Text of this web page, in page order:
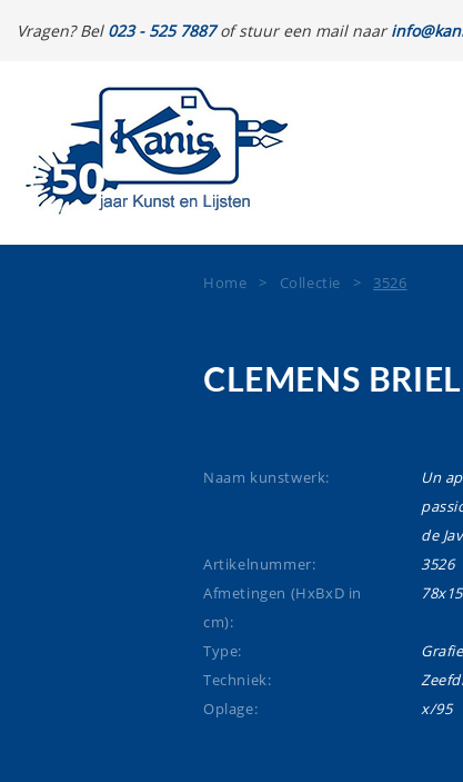
Vragen? Bel 023 - 525 7887of stuur een mail naar
Home > Collectie > 3526
CLEMENS
Naam kunstwerk:
Un
de
Artikelnummer:
3526
Afmetingen (HxBxD in
cm):
Type:
Techniek:
Oplage:
x/95